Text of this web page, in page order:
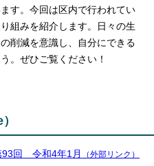
す。今回は区内で行われてい
組みを紹介します。日々の生
削減を意識し、自分にできる
。ぜひご覧ください！
回 令和4年1月 （外部リンク）